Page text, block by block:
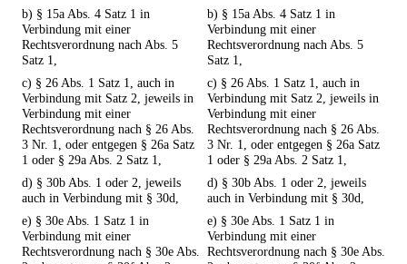
b) § 15a Abs. 4 Satz 1 in
Verbindung mit einer
Rechtsverordnung nach Abs. 5
Satz 1,
b) § 15a Abs. 4 Satz 1 in
Verbindung mit einer
Rechtsverordnung nach Abs. 5
Satz 1,
c) § 26 Abs. 1 Satz 1, auch in
Verbindung mit Satz 2, jeweils in
Verbindung mit einer
Rechtsverordnung nach § 26 Abs.
3 Nr. 1, oder entgegen § 26a Satz
1 oder § 29a Abs. 2 Satz 1,
c) § 26 Abs. 1 Satz 1, auch in
Verbindung mit Satz 2, jeweils in
Verbindung mit einer
Rechtsverordnung nach § 26 Abs.
3 Nr. 1, oder entgegen § 26a Satz
1 oder § 29a Abs. 2 Satz 1,
d) § 30b Abs. 1 oder 2, jeweils
auch in Verbindung mit § 30d,
d) § 30b Abs. 1 oder 2, jeweils
auch in Verbindung mit § 30d,
e) § 30e Abs. 1 Satz 1 in
Verbindung mit einer
Rechtsverordnung nach § 30e Abs.
e) § 30e Abs. 1 Satz 1 in
Verbindung mit einer
Rechtsverordnung nach § 30e Abs.